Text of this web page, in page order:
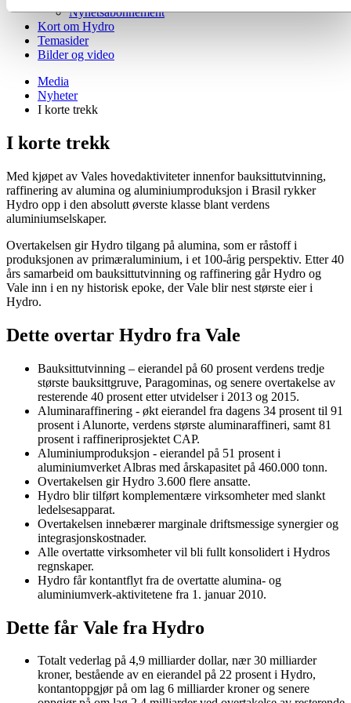
Nyhetsabonnement
Kort om Hydro
Temasider
Bilder og video
Media
Nyheter
I korte trekk
I korte trekk
Med kjøpet av Vales hovedaktiviteter innenfor bauksittutvinning,
raffinering av alumina og aluminiumproduksjon i Brasil rykker
Hydro opp i den absolutt øverste klasse blant verdens
aluminiumselskaper.
Overtakelsen gir Hydro tilgang på alumina, som er råstoff i
produksjonen av primæraluminium, i et 100-årig perspektiv. Etter 40
års samarbeid om bauksittutvinning og raffinering går Hydro og
Vale inn i en ny historisk epoke, der Vale blir nest største eier i
Hydro.
Dette overtar Hydro fra Vale
Bauksittutvinning – eierandel på 60 prosent verdens tredje
største bauksittgruve, Paragominas, og senere overtakelse av
resterende 40 prosent etter utvidelser i 2013 og 2015.
Aluminaraffinering - økt eierandel fra dagens 34 prosent til 91
prosent i Alunorte, verdens største aluminaraffineri, samt 81
prosent i raffineriprosjektet CAP.
Aluminiumproduksjon - eierandel på 51 prosent i
aluminiumverket Albras med årskapasitet på 460.000 tonn.
Overtakelsen gir Hydro 3.600 flere ansatte.
Hydro blir tilført komplementære virksomheter med slankt
ledelsesapparat.
Overtakelsen innebærer marginale driftsmessige synergier og
integrasjonskostnader.
Alle overtatte virksomheter vil bli fullt konsolidert i Hydros
regnskaper.
Hydro får kontantflyt fra de overtatte alumina- og
aluminiumverk-aktivitetene fra 1. januar 2010.
Dette får Vale fra Hydro
Totalt vederlag på 4,9 milliarder dollar, nær 30 milliarder
kroner, bestående av en eierandel på 22 prosent i Hydro,
kontantoppgjør på om lag 6 milliarder kroner og senere